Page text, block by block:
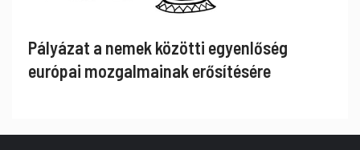
Pályázat a nemek közötti egyenlőség
európai mozgalmainak erősítésére